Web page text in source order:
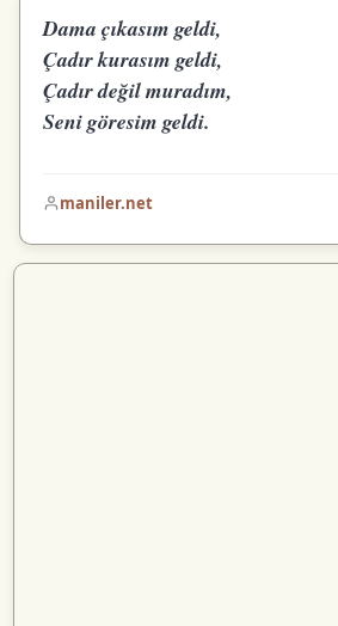
Dama çıkasım geldi,
Çadır kurasım geldi,
Çadır değil muradım,
Seni göresim geldi.
maniler.net